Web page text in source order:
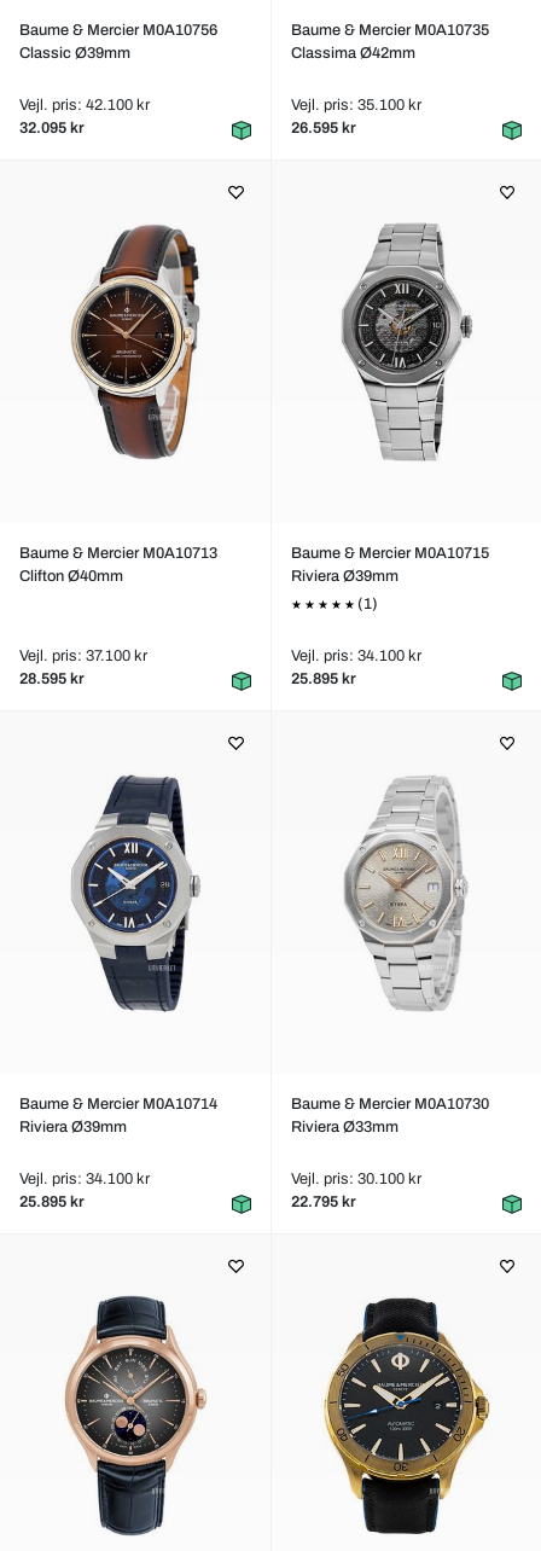
Baume & Mercier M0A10756
Classic Ø39mm
Vejl. pris: 42.100 kr
32.095 kr
Baume & Mercier M0A10735
Classima Ø42mm
Vejl. pris: 35.100 kr
26.595 kr
Baume & Mercier M0A10713
Clifton Ø40mm
Vejl. pris: 37.100 kr
28.595 kr
Baume & Mercier M0A10715
Riviera Ø39mm
(1)
Vejl. pris: 34.100 kr
25.895 kr
Baume & Mercier M0A10714
Riviera Ø39mm
Vejl. pris: 34.100 kr
25.895 kr
Baume & Mercier M0A10730
Riviera Ø33mm
Vejl. pris: 30.100 kr
22.795 kr